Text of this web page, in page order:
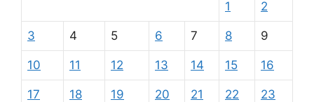
1 2
3 4 5 6 7 8 9
10 11 12 13 14 15 16
17 18 19 20 21 22 23